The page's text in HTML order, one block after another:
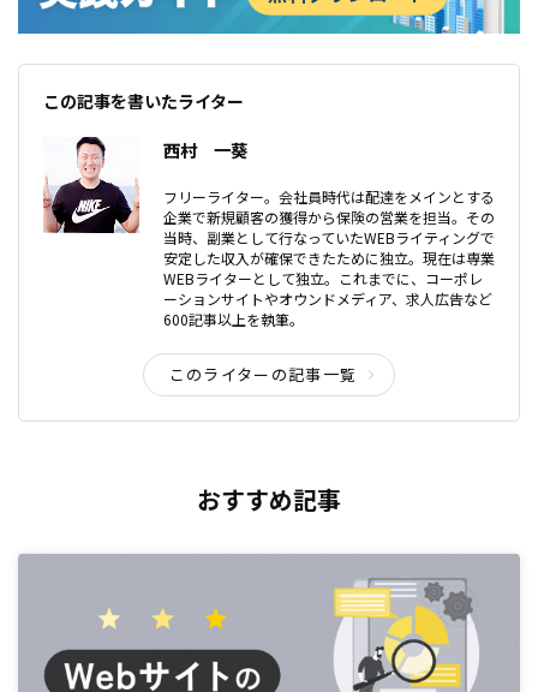
この記事を書いたライター
西村 一葵
フリーライター。会社員時代は配達をメインとする
企業で新規顧客の獲得から保険の営業を担当。その
当時、副業として行なっていたWEBライティングで
安定した収入が確保できたために独立。現在は専業
WEBライターとして独立。これまでに、コーポレ
ーションサイトやオウンドメディア、求人広告など
600記事以上を執筆。
このライターの記事一覧
おすすめ記事